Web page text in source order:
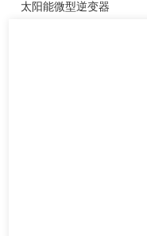
太阳能微型逆变器